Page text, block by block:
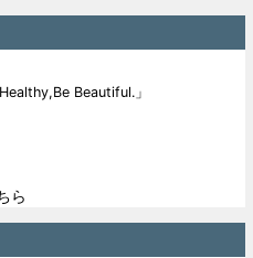
Healthy,Be Beautiful.」
ら